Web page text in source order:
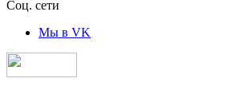
Соц. сети
Мы в VK